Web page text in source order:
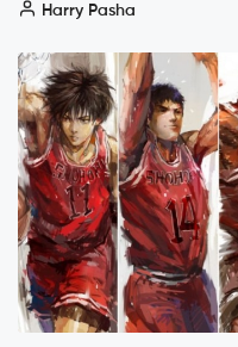
Harry Pasha